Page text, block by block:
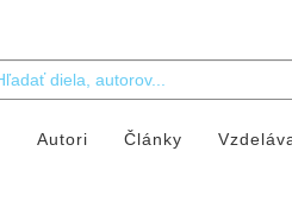
Autori Články